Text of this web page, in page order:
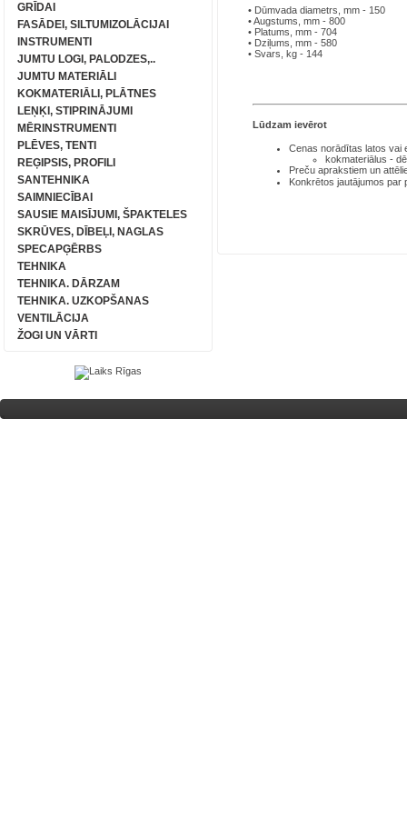
GRĪDAI
FASĀDEI, SILTUMIZOLĀCIJAI
INSTRUMENTI
JUMTU LOGI, PALODZES,..
JUMTU MATERIĀLI
KOKMATERIĀLI, PLĀTNES
LEŅĶI, STIPRINĀJUMI
MĒRINSTRUMENTI
PLĒVES, TENTI
REĢIPSIS, PROFILI
SANTEHNIKA
SAIMNIECĪBAI
SAUSIE MAISĪJUMI, ŠPAKTELES
SKRŪVES, DĪBEĻI, NAGLAS
SPECAPĢĒRBS
TEHNIKA
TEHNIKA. DĀRZAM
TEHNIKA. UZKOPŠANAS
VENTILĀCIJA
ŽOGI UN VĀRTI
• Dūmvada diametrs, mm - 150
• Augstums, mm - 800
• Platums, mm - 704
• Dziļums, mm - 580
• Svars, kg - 144
Lūdzam ievērot
Cenas norādītas latos vai
kokmateriālus -
Preču aprakstiem un
Konkrētos jautājumos